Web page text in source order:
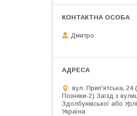
Дмитро
вул. Прип'ятська, 24
Позняки-2) Заїзд з
Здолбунівської або
Україна